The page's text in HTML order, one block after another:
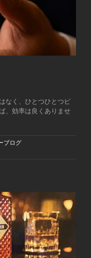
なく、ひとつひとつピ
、効率は良くありませ
ブログ